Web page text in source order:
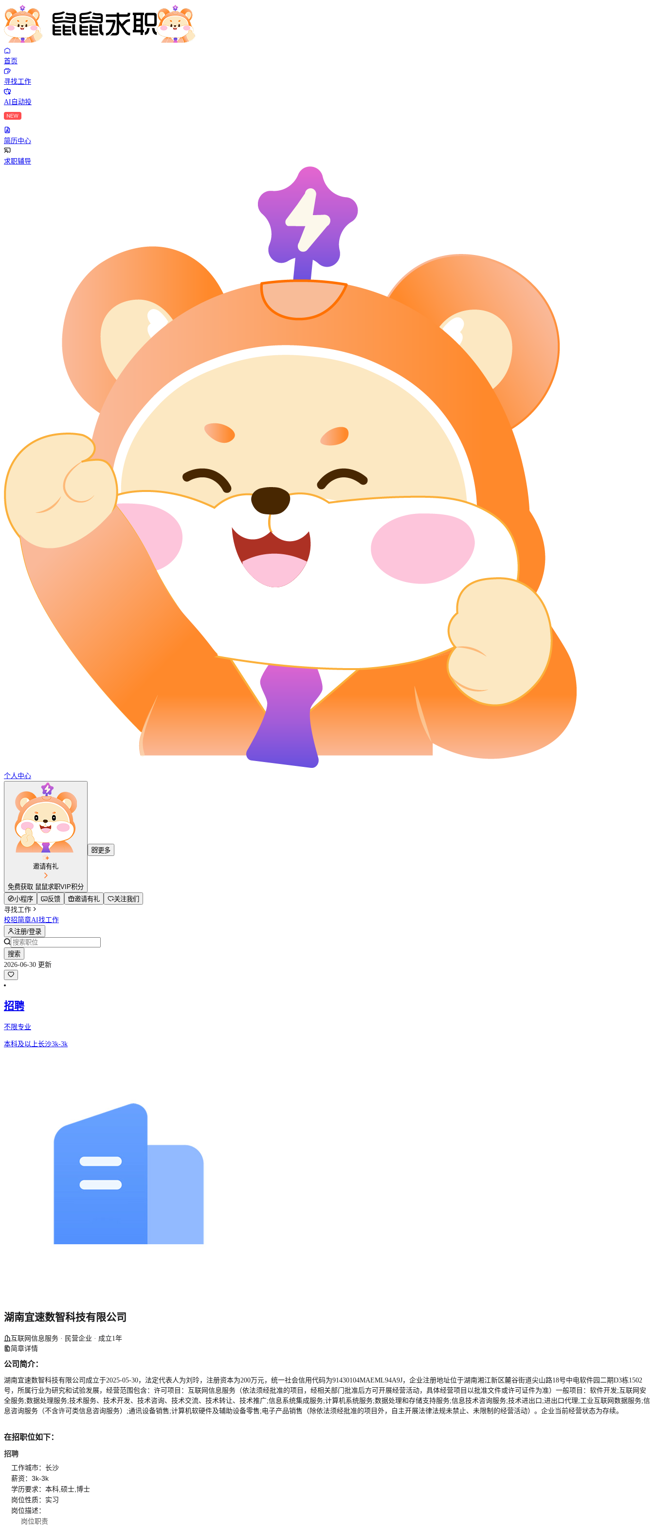
首页
寻找工作
AI自动投
简历中心
求职辅导
个人中心
邀请有礼
免费获取 鼠鼠求职VIP积分
更多
小程序 反馈 邀请有礼
关注我们
寻找工作
校招简章AI找工作
注册/登录
搜索
2026-06-30 更新
招聘
不限专业
本科及以上长沙3k-3k
湖南宜速数智科技有限公司
互联网信息服务 · 民营企业 · 成立1年
简章详情
公司简介：
湖南宜速数智科技有限公司成立于2025-05-30，法定代表人为刘玲，注册资本为200万元，统一社会信用代码为91430104MAEML94A9J，企业注册地址位于湖南湘江新区麓谷街道尖山路18号中电软件园二期D3栋1502
号，所属行业为研究和试验发展，经营范围包含：许可项目：互联网信息服务（依法须经批准的项目，经相关部门批准后方可开展经营活动，具体经营项目以批准文件或许可证件为准）一般项目：软件开发;互联网安
全服务;数据处理服务;技术服务、技术开发、技术咨询、技术交流、技术转让、技术推广;信息系统集成服务;计算机系统服务;数据处理和存储支持服务;信息技术咨询服务;技术进出口;进出口代理;工业互联网数据服务;信
息咨询服务（不含许可类信息咨询服务）;通讯设备销售;计算机软硬件及辅助设备零售;电子产品销售（除依法须经批准的项目外，自主开展法律法规未禁止、未限制的经营活动）。企业当前经营状态为存续。
在招职位如下：
招聘
工作城市：长沙
薪资：3k-3k
学历要求：本科,硕士,博士
岗位性质：实习
岗位描述：
岗位职责